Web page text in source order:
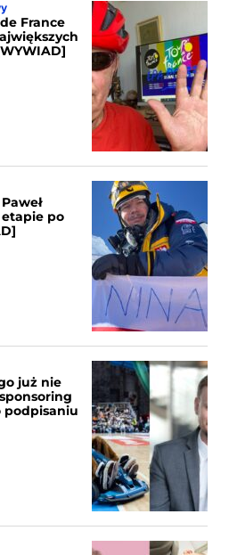
France
po
już nie
podpisaniu